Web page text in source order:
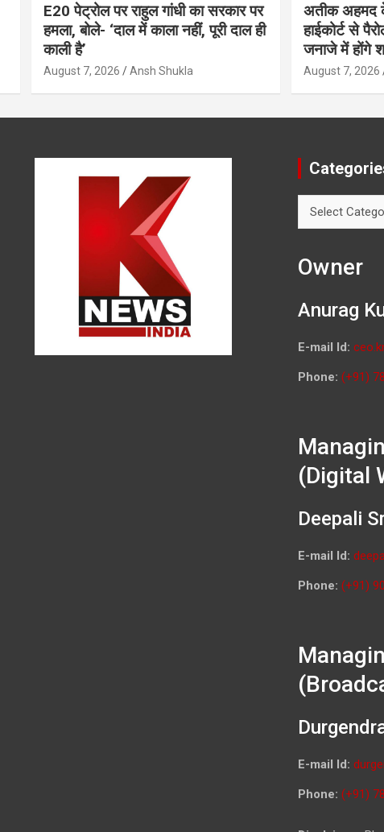
E20 पेट्रोल पर राहुल गांधी का सरकार पर
हमला, बोले- ‘दाल में काला नहीं, पूरी दाल ही
काली है’
August 7, 2026 Ansh Shukla
अतीक अहमद
हाईकोर्ट से
जनाजे में होंगे
August 7, 2026
Owner
Anurag
E-mail Id:
Phone: (+91)
(Digital
Deepali
E-mail Id:
Phone: (+91)
E-mail Id:
Phone: (+91)